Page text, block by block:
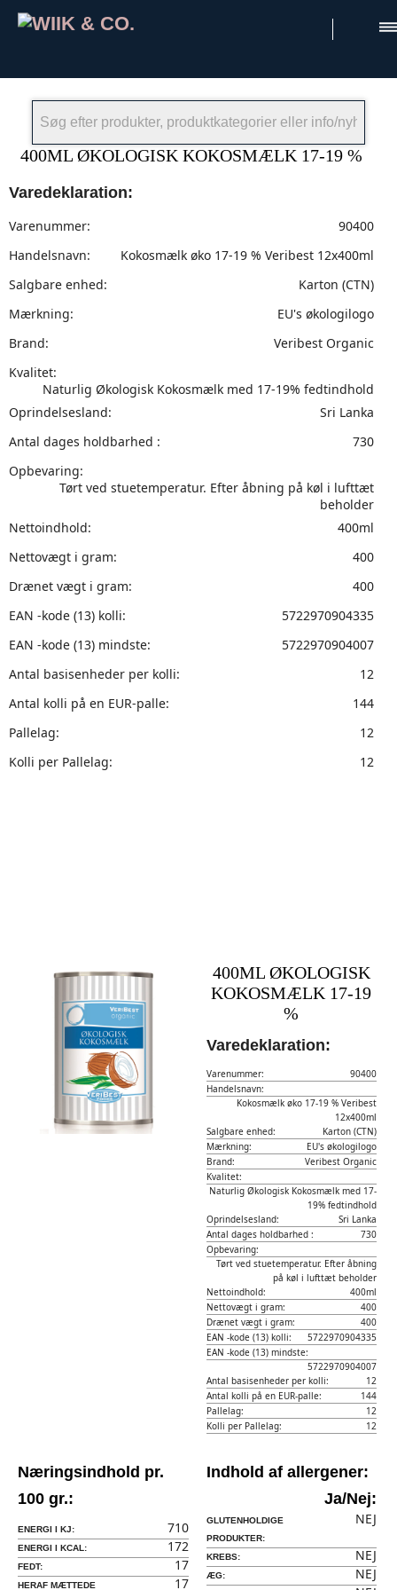
400ML ØKOLOGISK KOKOSMÆLK 17-19 %
Varedeklaration:
Varenummer:
90400
Handelsnavn:
Kokosmælk øko 17-19 % Veribest 12x400ml
Salgbare enhed:
Karton (CTN)
Mærkning:
EU's økologilogo
Brand:
Veribest Organic
Kvalitet:
Naturlig Økologisk Kokosmælk med 17-19% fedtindhold
Oprindelsesland:
Sri Lanka
Antal dages holdbarhed :
730
Opbevaring:
Tørt ved stuetemperatur. Efter åbning på køl i lufttæt
beholder
Nettoindhold:
400ml
Nettovægt i gram:
400
Drænet vægt i gram:
400
EAN -kode (13) kolli:
5722970904335
EAN -kode (13) mindste:
5722970904007
Antal basisenheder per kolli:
12
Antal kolli på en EUR-palle:
144
Pallelag:
12
Kolli per Pallelag:
12
400ML ØKOLOGISK
KOKOSMÆLK 17-19
%
Varedeklaration:
Varenummer:
90400
Handelsnavn:
Kokosmælk øko 17-19 % Veribest
12x400ml
Salgbare enhed:
Karton (CTN)
Mærkning:
EU's økologilogo
Brand:
Veribest Organic
Kvalitet:
Naturlig Økologisk Kokosmælk med 17-
19% fedtindhold
Oprindelsesland:
Sri Lanka
Antal dages holdbarhed :
730
Opbevaring:
Tørt ved stuetemperatur. Efter åbning
på køl i lufttæt beholder
Nettoindhold:
400ml
Nettovægt i gram:
400
Drænet vægt i gram:
400
EAN -kode (13) kolli:
5722970904335
EAN -kode (13) mindste:
5722970904007
Antal basisenheder per kolli:
12
Antal kolli på en EUR-palle:
144
Pallelag:
12
Kolli per Pallelag:
12
Næringsindhold pr.
100 gr.:
ENERGI I KJ: 710
ENERGI I KCAL: 172
FEDT: 17
HERAF MÆTTEDE 17
Indhold af allergener:
Ja/Nej:
GLUTENHOLDIGE
PRODUKTER:
NEJ
KREBS: NEJ
ÆG: NEJ